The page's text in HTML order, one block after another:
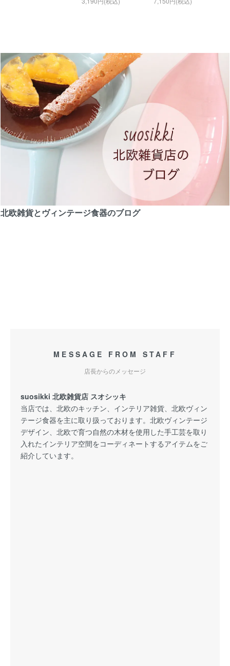
北欧雑貨とヴィンテージ食器のブログ
MESSAGE FROM STAFF
店長からのメッセージ
suosikki 北欧雑貨店 スオシッキ
当店では、北欧のキッチン、インテリア雑貨、北欧ヴィン
テージ食器を主に取り扱っております。北欧ヴィンテージ
デザイン、北欧で育つ自然の木材を使用した手工芸を取り
入れたインテリア空間をコーディネートするアイテムをご
紹介しています。